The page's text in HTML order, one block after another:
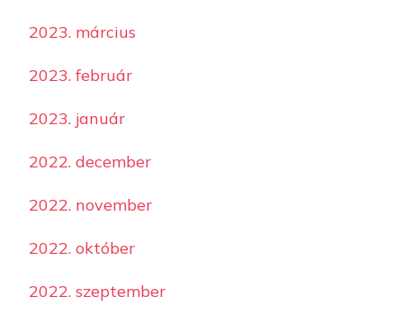
2023. március
2023. február
2023. január
2022. december
2022. november
2022. október
2022. szeptember